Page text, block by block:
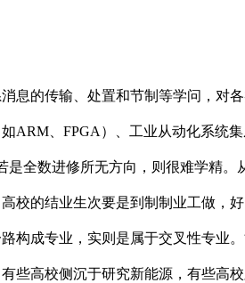
息的传输、处置和节制等学问，对各
ARM、FPGA）、工业从动化系统集
全数进修所无方向，则很难学精。
校的结业生次要是到制制业工做，
构成专业，实则是属于交叉性专业
些高校侧沉于研究新能源，有些高